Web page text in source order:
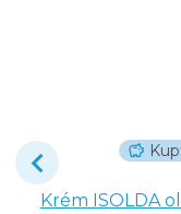
Krém ISOLDA oliva s čajovníkovým